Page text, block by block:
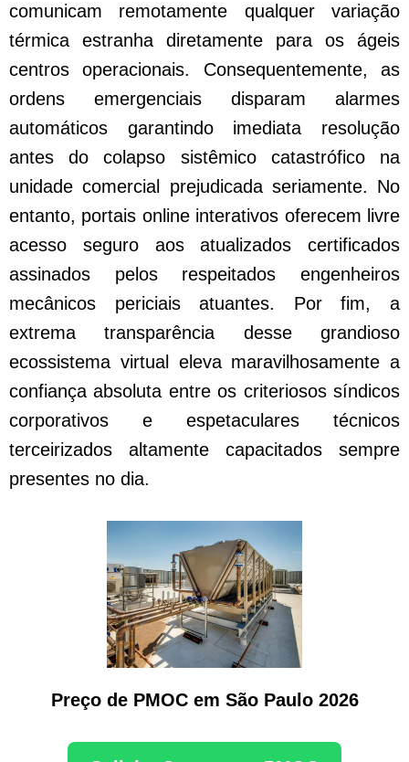
comunicam remotamente qualquer variação
térmica estranha diretamente para os ágeis
centros operacionais. Consequentemente, as
ordens emergenciais disparam alarmes
automáticos garantindo imediata resolução
antes do colapso sistêmico catastrófico na
unidade comercial prejudicada seriamente. No
entanto, portais online interativos oferecem livre
acesso seguro aos atualizados certificados
assinados pelos respeitados engenheiros
mecânicos periciais atuantes. Por fim, a
extrema transparência desse grandioso
ecossistema virtual eleva maravilhosamente a
confiança absoluta entre os criteriosos síndicos
corporativos e espetaculares técnicos
terceirizados altamente capacitados sempre
presentes no dia.
Preço de PMOC em São Paulo 2026